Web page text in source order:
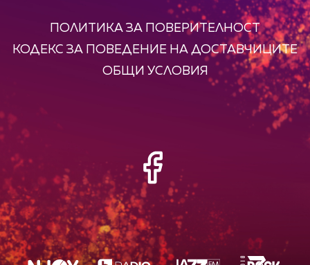
ПОЛИТИКА ЗА ПОВЕРИТЕЛНОСТ
КОДЕКС ЗА ПОВЕДЕНИЕ НА ДОСТАВЧИЦИТЕ
ОБЩИ УСЛОВИЯ